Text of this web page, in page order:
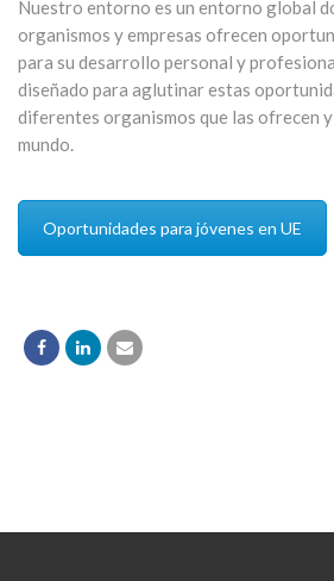
Nuestro entorno es un entorno global
organismos y empresas ofrecen
para su desarrollo personal y
diseñado para aglutinar estas
diferentes organismos que las ofrecen y
mundo.
Oportunidades para jóvenes en UE